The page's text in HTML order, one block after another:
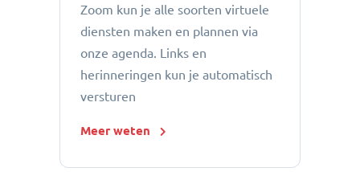
Zoom kun je alle soorten virtuele
diensten maken en plannen via
onze agenda. Links en
herinneringen kun je automatisch
versturen
Meer weten